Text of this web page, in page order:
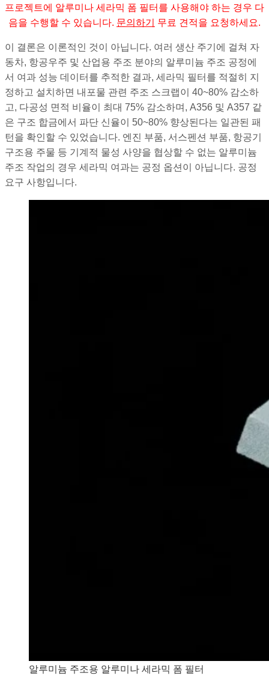
프로젝트에 알루미나 세라믹 폼 필터를 사용해야 하는 경우 다
음을 수행할 수 있습니다. 문의하기 무료 견적을 요청하세요.
이 결론은 이론적인 것이 아닙니다. 여러 생산 주기에 걸쳐 자
동차, 항공우주 및 산업용 주조 분야의 알루미늄 주조 공정에
서 여과 성능 데이터를 추적한 결과, 세라믹 필터를 적절히 지
정하고 설치하면 내포물 관련 주조 스크랩이 40~80% 감소하
고, 다공성 면적 비율이 최대 75% 감소하며, A356 및 A357 같
은 구조 합금에서 파단 신율이 50~80% 향상된다는 일관된 패
턴을 확인할 수 있었습니다. 엔진 부품, 서스펜션 부품, 항공기
구조용 주물 등 기계적 물성 사양을 협상할 수 없는 알루미늄
주조 작업의 경우 세라믹 여과는 공정 옵션이 아닙니다. 공정
요구 사항입니다.
알루미늄 주조용 알루미나 세라믹 폼 필터